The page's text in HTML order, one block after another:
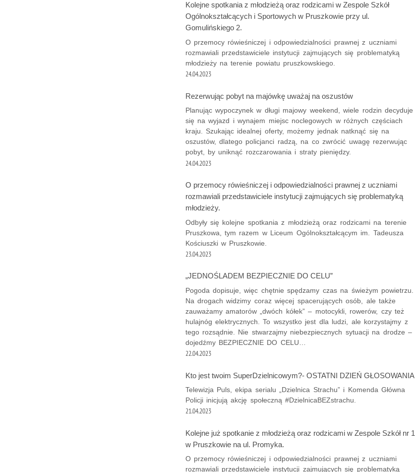
Kolejne spotkania z młodzieżą oraz rodzicami w Zespole Szkół
Ogólnokształcących i Sportowych w Pruszkowie przy ul.
Gomulińskiego 2.
O przemocy rówieśniczej i odpowiedzialności prawnej z uczniami
rozmawiali przedstawiciele instytucji zajmujących się problematyką
młodzieży na terenie powiatu pruszkowskiego.
24.04.2023
Rezerwując pobyt na majówkę uważaj na oszustów
Planując wypoczynek w długi majowy weekend, wiele rodzin decyduje
się na wyjazd i wynajem miejsc noclegowych w różnych częściach
kraju. Szukając idealnej oferty, możemy jednak natknąć się na
oszustów, dlatego policjanci radzą, na co zwrócić uwagę rezerwując
pobyt, by uniknąć rozczarowania i straty pieniędzy.
24.04.2023
O przemocy rówieśniczej i odpowiedzialności prawnej z uczniami
rozmawiali przedstawiciele instytucji zajmujących się problematyką
młodzieży.
Odbyły się kolejne spotkania z młodzieżą oraz rodzicami na terenie
Pruszkowa, tym razem w Liceum Ogólnokształcącym im. Tadeusza
Kościuszki w Pruszkowie.
23.04.2023
„JEDNOŚLADEM BEZPIECZNIE DO CELU”
Pogoda dopisuje, więc chętnie spędzamy czas na świeżym powietrzu.
Na drogach widzimy coraz więcej spacerujących osób, ale także
zauważamy amatorów „dwóch kółek” – motocykli, rowerów, czy też
hulajnóg elektrycznych. To wszystko jest dla ludzi, ale korzystajmy z
tego rozsądnie. Nie stwarzajmy niebezpiecznych sytuacji na drodze –
dojedźmy BEZPIECZNIE DO CELU…
22.04.2023
Kto jest twoim SuperDzielnicowym?- OSTATNI DZIEŃ GŁOSOWANIA
Telewizja Puls, ekipa serialu „Dzielnica Strachu” i Komenda Główna
Policji inicjują akcję społeczną #DzielnicaBEZstrachu.
21.04.2023
Kolejne już spotkanie z młodzieżą oraz rodzicami w Zespole Szkół nr 1
w Pruszkowie na ul. Promyka.
O przemocy rówieśniczej i odpowiedzialności prawnej z uczniami
rozmawiali przedstawiciele instytucji zajmujących się problematyką